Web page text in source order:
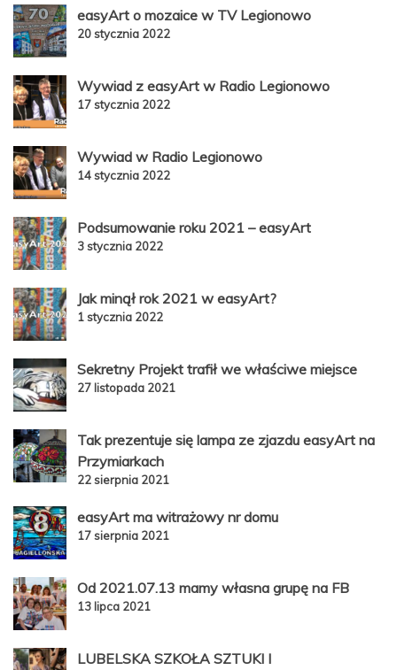
easyArt o mozaice w TV Legionowo
20 stycznia 2022
Wywiad z easyArt w Radio Legionowo
17 stycznia 2022
Wywiad w Radio Legionowo
14 stycznia 2022
Podsumowanie roku 2021 – easyArt
3 stycznia 2022
Jak minął rok 2021 w easyArt?
1 stycznia 2022
Sekretny Projekt trafił we właściwe miejsce
27 listopada 2021
Tak prezentuje się lampa ze zjazdu easyArt na
Przymiarkach
22 sierpnia 2021
easyArt ma witrażowy nr domu
17 sierpnia 2021
Od 2021.07.13 mamy własna grupę na FB
13 lipca 2021
LUBELSKA SZKOŁA SZTUKI I